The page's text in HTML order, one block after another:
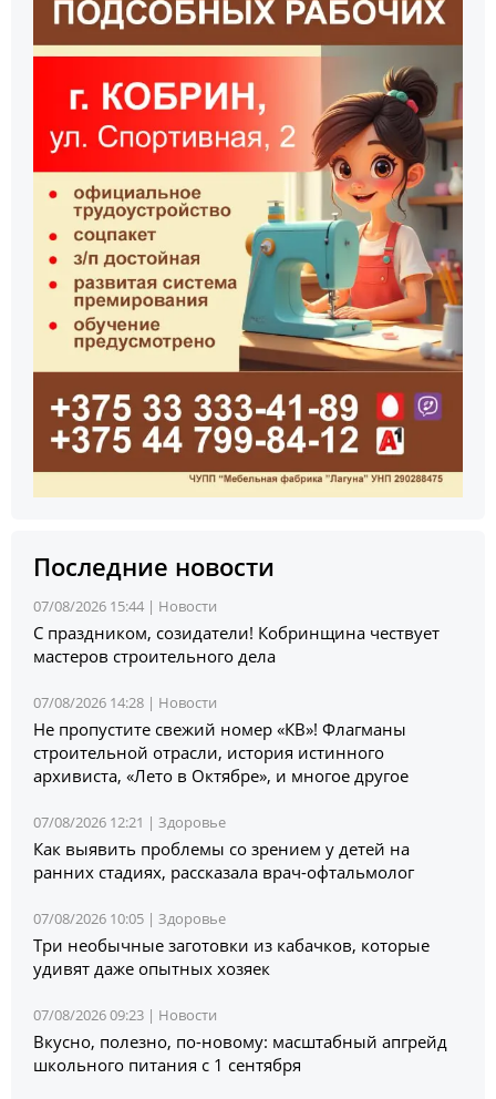
Последние новости
07/08/2026 15:44 | Новости
С праздником, созидатели! Кобринщина чествует
мастеров строительного дела
07/08/2026 14:28 | Новости
Не пропустите свежий номер «КВ»! Флагманы
строительной отрасли, история истинного
архивиста, «Лето в Октябре», и многое другое
07/08/2026 12:21 | Здоровье
Как выявить проблемы со зрением у детей на
ранних стадиях, рассказала врач-офтальмолог
07/08/2026 10:05 | Здоровье
Три необычные заготовки из кабачков, которые
удивят даже опытных хозяек
07/08/2026 09:23 | Новости
Вкусно, полезно, по-новому: масштабный апгрейд
школьного питания с 1 сентября